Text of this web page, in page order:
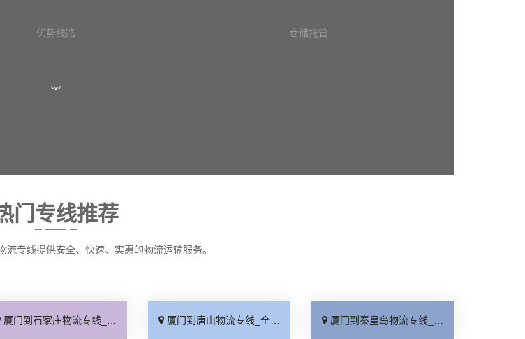
优势线路 仓储托管
︾
门专线推荐
流专线提供安全、快速、实惠的物流运输服务。
厦门到石家庄物流专线_准时准点「多少公里」 厦门到唐山物流专线_全境派送「收费介绍」 厦门到秦皇岛物流专线_高效运输「运保时效」